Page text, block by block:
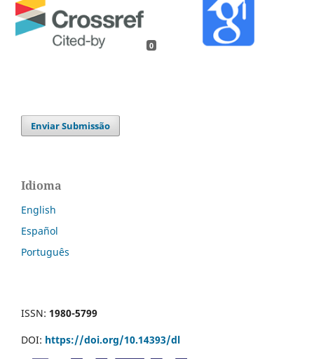
0
Enviar Submissão
Idioma
English
Español
Português
ISSN: 1980-5799
DOI: https://doi.org/10.14393/dl